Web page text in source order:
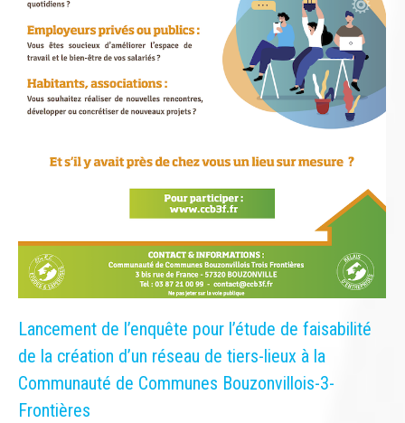
Lancement de l’enquête pour l’étude de faisabilité
de la création d’un réseau de tiers-lieux à la
Communauté de Communes Bouzonvillois-3-
Frontières